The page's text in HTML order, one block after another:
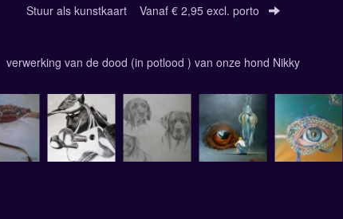
Stuur als kunstkaart Vanaf € 2,95 excl. porto
verwerking van de dood (in potlood ) van onze hond Nikky